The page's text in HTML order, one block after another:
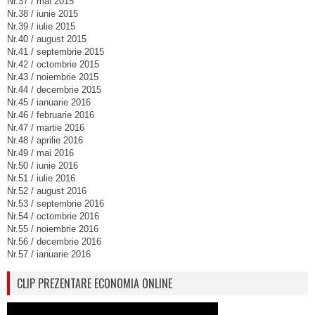
Nr.38 / iunie 2015
Nr.39 / iulie 2015
Nr.40 / august 2015
Nr.41 / septembrie 2015
Nr.42 / octombrie 2015
Nr.43 / noiembrie 2015
Nr.44 / decembrie 2015
Nr.45 / ianuarie 2016
Nr.46 / februarie 2016
Nr.47 / martie 2016
Nr.48 / aprilie 2016
Nr.49 / mai 2016
Nr.50 / iunie 2016
Nr.51 / iulie 2016
Nr.52 / august 2016
Nr.53 / septembrie 2016
Nr.54 / octombrie 2016
Nr.55 / noiembrie 2016
Nr.56 / decembrie 2016
Nr.57 / ianuarie 2016
CLIP PREZENTARE ECONOMIA ONLINE